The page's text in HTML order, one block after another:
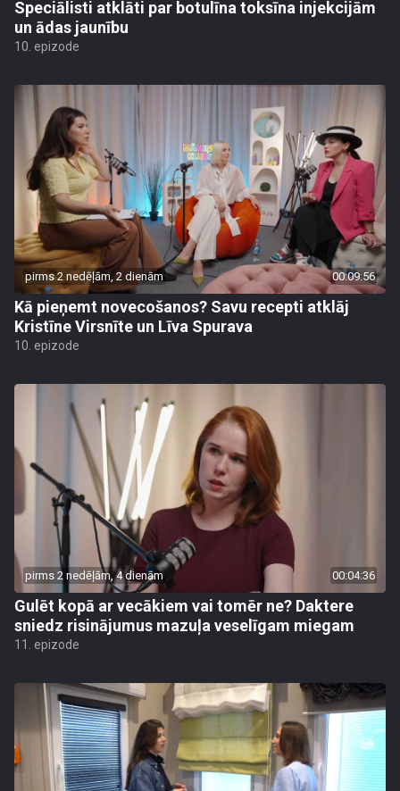
Speciālisti atklāti par botulīna toksīna injekcijām
un ādas jaunību
10. epizode
pirms 2 nedēļām, 2 dienām 00:09:56
Kā pieņemt novecošanos? Savu recepti atklāj
Kristīne Virsnīte un Līva Spurava
10. epizode
pirms 2 nedēļām, 4 dienām 00:04:36
Gulēt kopā ar vecākiem vai tomēr ne? Daktere
sniedz risinājumus mazuļa veselīgam miegam
11. epizode